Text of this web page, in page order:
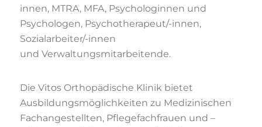
innen, MTRA, MFA, Psychologinnen und
Psychologen, Psychotherapeut/-innen,
Sozialarbeiter/-innen
und Verwaltungsmitarbeitende.
Die Vitos Orthopädische Klinik bietet
Ausbildungsmöglichkeiten zu Medizinischen
Fachangestellten, Pflegefachfrauen und –